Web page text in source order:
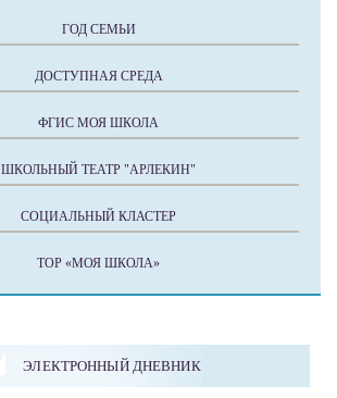
ГОД СЕМЬИ
ДОСТУПНАЯ СРЕДА
ФГИС МОЯ ШКОЛА
ШКОЛЬНЫЙ ТЕАТР "АРЛЕКИН"
СОЦИАЛЬНЫЙ КЛАСТЕР
ТОР «МОЯ ШКОЛА»
ЭЛЕКТРОННЫЙ ДНЕВНИК